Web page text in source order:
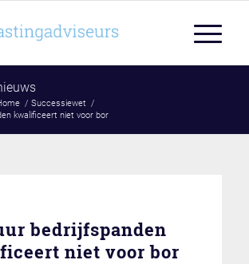
/ Successiewet /
kwalificeert niet voor bor
bedrijfspanden
niet voor bor